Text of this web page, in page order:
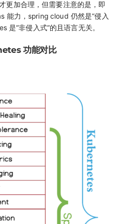
加合理，但需要注意的是，即
能力，spring cloud 仍然是“侵入
是“非侵入式”的且语言无关。
功能对比